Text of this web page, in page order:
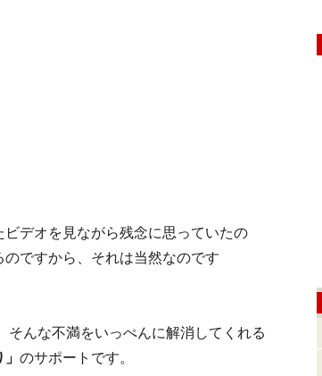
デオを見ながら残念に思っていたの
ですから、それは当然なのです
そんな不満をいっぺんに解消してくれる
のサポートです。